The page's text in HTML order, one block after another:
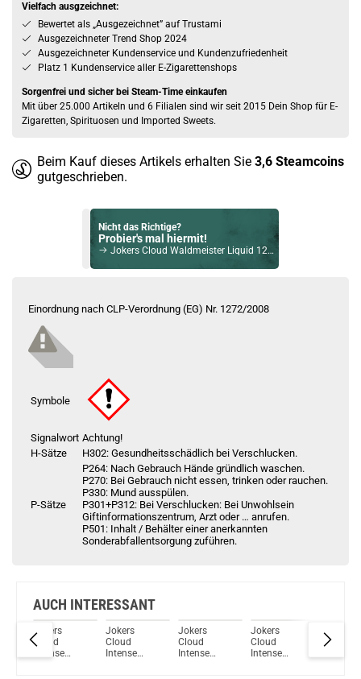
Vielfach ausgzeichnet:
Bewertet als „Ausgezeichnet” auf Trustami
Ausgezeichneter Trend Shop 2024
Ausgezeichneter Kundenservice und Kundenzufriedenheit
Platz 1 Kundenservice aller E-Zigarettenshops
Sorgenfrei und sicher bei Steam-Time einkaufen
Mit über 25.000 Artikeln und 6 Filialen sind wir seit 2015 Dein Shop für E-
Zigaretten, Spirituosen und Imported Sweets.
Beim Kauf dieses Artikels erhalten Sie 3,6 Steamcoins
gutgeschrieben.
Nicht das Richtige?
Probier's mal hiermit!
Jokers Cloud Waldmeister Liquid 12 mg / 10ml
Jokers Cloud Intense Banane Rum Liquid 10ml / 9mg
Einordnung nach CLP-Verordnung (EG) Nr. 1272/2008
Symbole
Signalwort Achtung!
H-Sätze
H302: Gesundheitsschädlich bei Verschlucken.
P-Sätze
P264: Nach Gebrauch Hände gründlich waschen.
P270: Bei Gebrauch nicht essen, trinken oder rauchen.
P330: Mund ausspülen.
P301+P312: Bei Verschlucken: Bei Unwohlsein
Giftinformationszentrum, Arzt oder … anrufen.
P501: Inhalt / Behälter einer anerkannten
Sonderabfallentsorgung zuführen.
AUCH INTERESSANT
Jokers
Cloud
Intense
Jokers
Cloud
Intense
Jokers
Cloud
Intense
Jokers
Cloud
Intense
Jokers
Cloud